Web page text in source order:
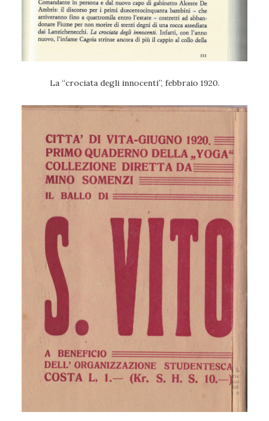
La “crociata degli innocenti”, febbraio 1920.